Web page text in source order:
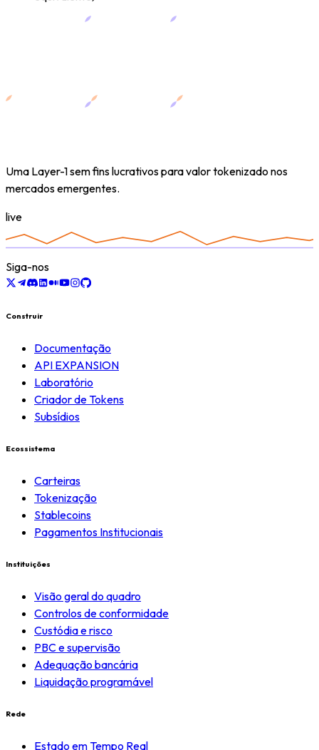
Uma Layer-1 sem fins lucrativos para valor tokenizado nos
mercados emergentes.
live
Siga-nos
Construir
Documentação
API EXPANSION
Laboratório
Criador de Tokens
Subsídios
Ecossistema
Carteiras
Tokenização
Stablecoins
Pagamentos Institucionais
Instituições
Visão geral do quadro
Controlos de conformidade
Custódia e risco
PBC e supervisão
Adequação bancária
Liquidação programável
Rede
Estado em Tempo Real